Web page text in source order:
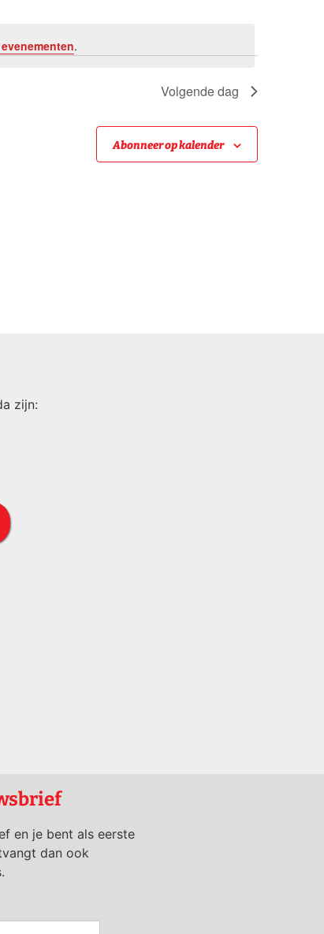
.
Volgende dag
Abonneer op kalender
zijn:
en je bent als eerste
dan ook